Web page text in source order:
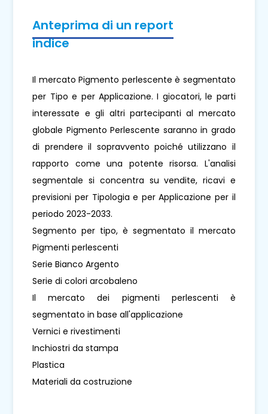
Anteprima di un report
indice
Il mercato Pigmento perlescente è segmentato
per Tipo e per Applicazione. I giocatori, le parti
interessate e gli altri partecipanti al mercato
globale Pigmento Perlescente saranno in grado
di prendere il sopravvento poiché utilizzano il
rapporto come una potente risorsa. L'analisi
segmentale si concentra su vendite, ricavi e
previsioni per Tipologia e per Applicazione per il
periodo 2023-2033.
Segmento per tipo, è segmentato il mercato
Pigmenti perlescenti
Serie Bianco Argento
Serie di colori arcobaleno
Il mercato dei pigmenti perlescenti è
segmentato in base all'applicazione
Vernici e rivestimenti
Inchiostri da stampa
Plastica
Materiali da costruzione